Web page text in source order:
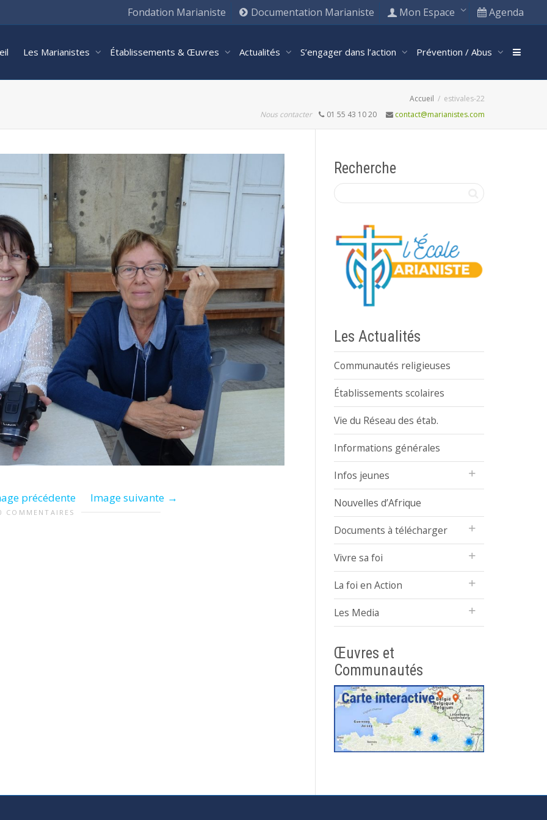
Fondation Marianiste Documentation Marianiste Mon Espace Agenda
Les Marianistes Établissements & Œuvres Actualités S’engager dans l’action Prévention / Abus
Accueil
estivales-22
Nous contacter
01 55 43 10 20 contact@marianistes.com
précédente Image suivante
COMMENTAIRES
Recherche
Les Actualités
Communautés religieuses
Établissements scolaires
Vie du Réseau des étab.
Informations générales
Infos jeunes
Nouvelles d’Afrique
Documents à télécharger
Vivre sa foi
La foi en Action
Les Media
Œuvres et
Communautés